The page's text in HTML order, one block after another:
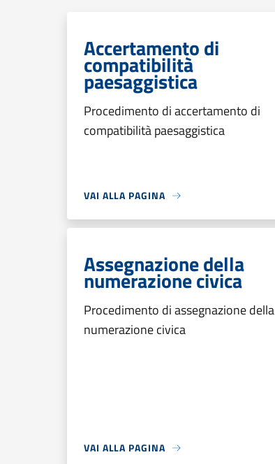
Accertamento di
compatibilità
paesaggistica
Procedimento di accertamento di
compatibilità paesaggistica
VAI ALLA PAGINA
Assegnazione della
numerazione civica
Procedimento di assegnazione della
numerazione civica
VAI ALLA PAGINA